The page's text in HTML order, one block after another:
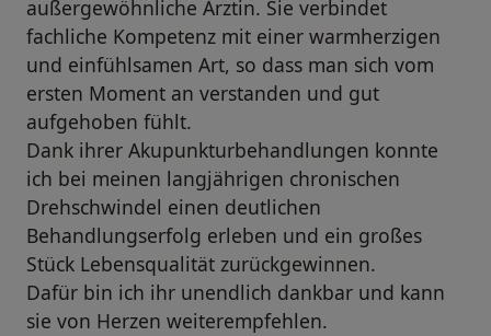
außergewöhnliche Ärztin. Sie verbindet
fachliche Kompetenz mit einer warmherzigen
und einfühlsamen Art, so dass man sich vom
ersten Moment an verstanden und gut
aufgehoben fühlt.
Dank ihrer Akupunkturbehandlungen konnte
ich bei meinen langjährigen chronischen
Drehschwindel einen deutlichen
Behandlungserfolg erleben und ein großes
Stück Lebensqualität zurückgewinnen.
Dafür bin ich ihr unendlich dankbar und kann
sie von Herzen weiterempfehlen.